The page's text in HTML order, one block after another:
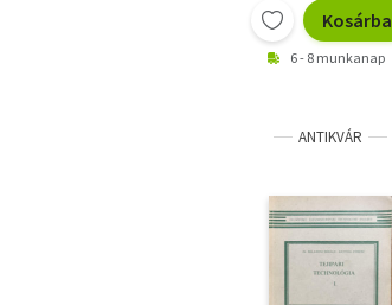
Kosárba
6 - 8 munkanap
ANTIKVÁR